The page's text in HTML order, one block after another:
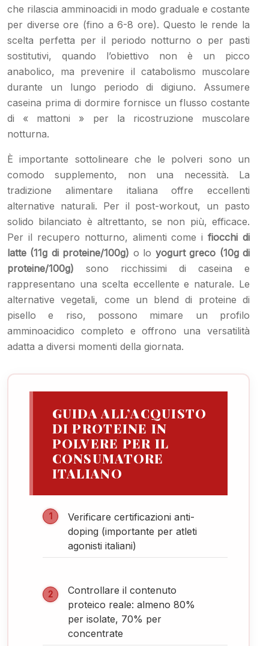
che rilascia amminoacidi in modo graduale e costante
per diverse ore (fino a 6-8 ore). Questo le rende la
scelta perfetta per il periodo notturno o per pasti
sostitutivi, quando l’obiettivo non è un picco
anabolico, ma prevenire il catabolismo muscolare
durante un lungo periodo di digiuno. Assumere
caseina prima di dormire fornisce un flusso costante
di « mattoni » per la ricostruzione muscolare
notturna.
È importante sottolineare che le polveri sono un
comodo supplemento, non una necessità. La
tradizione alimentare italiana offre eccellenti
alternative naturali. Per il post-workout, un pasto
solido bilanciato è altrettanto, se non più, efficace.
Per il recupero notturno, alimenti come ifiocchi di
latte (11g di proteine/100g) o lo yogurt greco (10g di
proteine/100g) sono ricchissimi di caseina e
rappresentano una scelta eccellente e naturale. Le
alternative vegetali, come un blend di proteine di
pisello e riso, possono mimare un profilo
amminoacidico completo e offrono una versatilità
adatta a diversi momenti della giornata.
GUIDA ALL’ACQUISTO
DI PROTEINE IN
POLVERE PER IL
CONSUMATORE
ITALIANO
Verificare certificazioni anti-
doping (importante per atleti
agonisti italiani)
Controllare il contenuto
proteico reale: almeno 80%
per isolate, 70% per
concentrate